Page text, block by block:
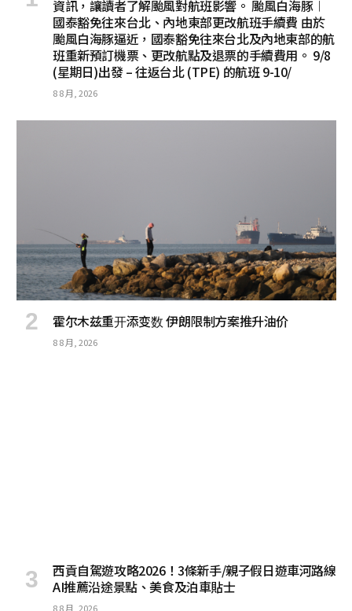
資訊，讓讀者了解颱風對航班影響。 颱風白海豚︱
國泰豁免往來台北、內地東部更改航班手續費 由於
颱風白海豚逼近，國泰豁免往來台北及內地東部的航
班重新預訂機票、更改航點及退票的手續費用。 9/8
(星期日)出發 – 往返台北 (TPE) 的航班 9-10/
8 8 月, 2026
霍尔木兹重开添变数 伊朗限制方案推升油价
8 8 月, 2026
西貢自駕遊攻略2026！3條新手/親子假日遊車河路線
AI推薦沿途景點、美食及泊車貼士
8 8 月, 2026